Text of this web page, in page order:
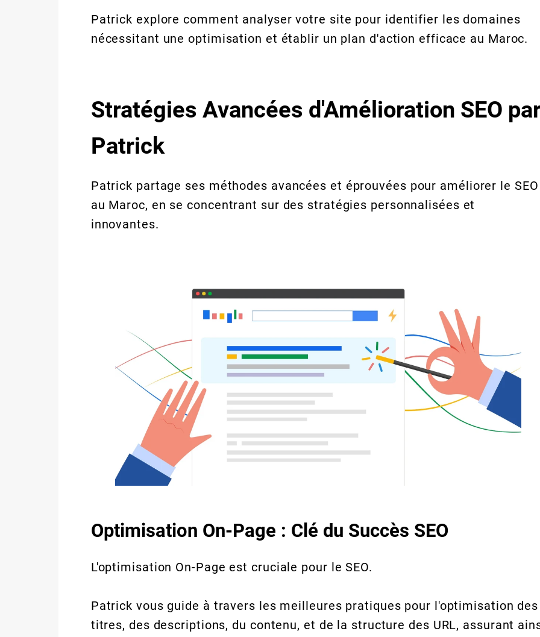
Patrick explore comment analyser votre site pour identifier les domaines
nécessitant une optimisation et établir un plan d'action efficace au Maroc.
Stratégies Avancées d'Amélioration SEO
Patrick
Patrick partage ses méthodes avancées et éprouvées pour améliorer le SEO
au Maroc, en se concentrant sur des stratégies personnalisées et
innovantes.
Optimisation On-Page : Clé du Succès SEO
L'optimisation On-Page est cruciale pour le SEO.
Patrick vous guide à travers les meilleures pratiques pour l'optimisation des
titres, des descriptions, du contenu, et de la structure des URL, assurant